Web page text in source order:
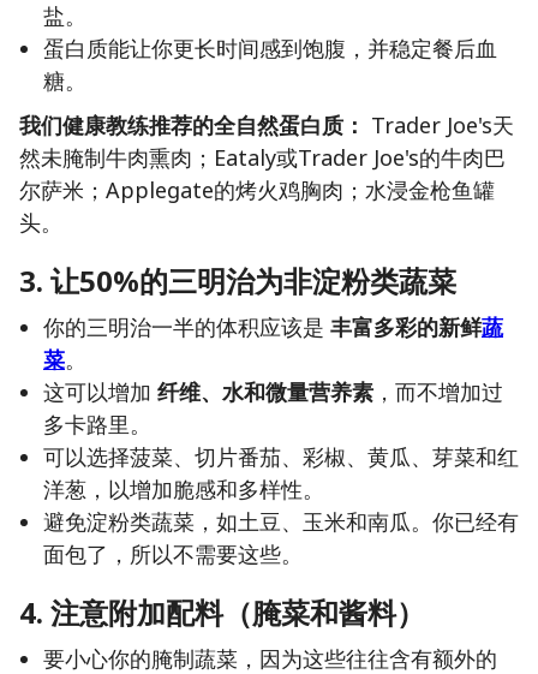
盐。
蛋白质能让你更长时间感到饱腹，并稳定餐后血
糖。
我们健康教练推荐的全自然蛋白质： Trader Joe's天
然未腌制牛肉熏肉；Eataly或Trader Joe's的牛肉巴
尔萨米；Applegate的烤火鸡胸肉；水浸金枪鱼罐
头。
3. 让50%的三明治为非淀粉类蔬菜
你的三明治一半的体积应该是 丰富多彩的新鲜蔬
菜。
这可以增加 纤维、水和微量营养素 ，而不增加过
多卡路里。
可以选择菠菜、切片番茄、彩椒、黄瓜、芽菜和红
洋葱，以增加脆感和多样性。
避免淀粉类蔬菜，如土豆、玉米和南瓜。你已经有
面包了，所以不需要这些。
4. 注意附加配料（腌菜和酱料）
要小心你的腌制蔬菜，因为这些往往含有额外的